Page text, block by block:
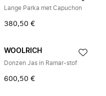
Lange Parka met Capuchon
380,50 €
WOOLRICH
Donzen Jas in Ramar-stof
600,50 €